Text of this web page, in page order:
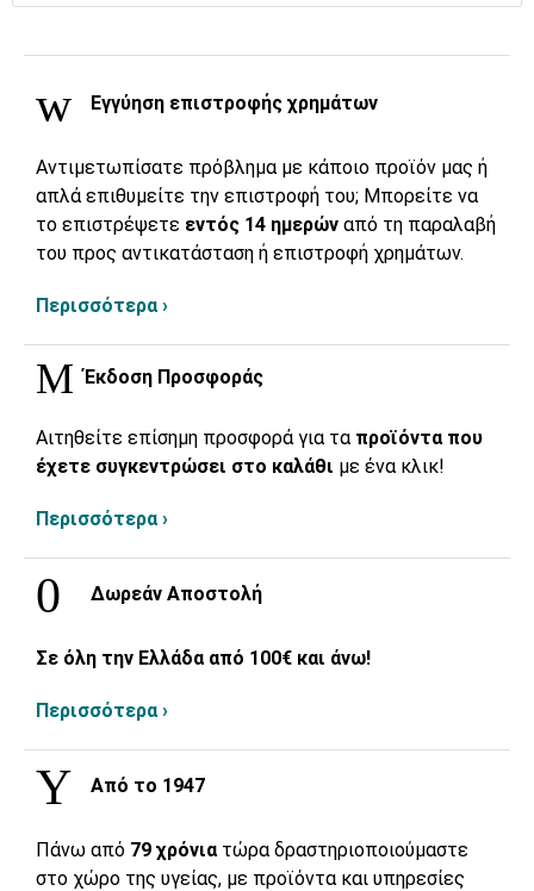
Εγγύηση επιστροφής χρημάτων
Αντιμετωπίσατε πρόβλημα με κάποιο προϊόν μας ή
απλά επιθυμείτε την επιστροφή του; Μπορείτε να
το επιστρέψετε εντός 14 ημερών από τη παραλαβή
του προς αντικατάσταση ή επιστροφή χρημάτων.
Περισσότερα ›
Έκδοση Προσφοράς
Αιτηθείτε επίσημη προσφορά για τα προϊόντα που
έχετε συγκεντρώσει στο καλάθι με ένα κλικ!
Περισσότερα ›
Δωρεάν Αποστολή
Σε όλη την Ελλάδα από 100€ και άνω!
Περισσότερα ›
Από το 1947
Πάνω από 79 χρόνια τώρα δραστηριοποιούμαστε
στο χώρο της υγείας, με προϊόντα και υπηρεσίες